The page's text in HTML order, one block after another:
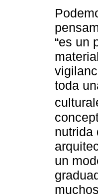
“es un
toda
nutrida
un